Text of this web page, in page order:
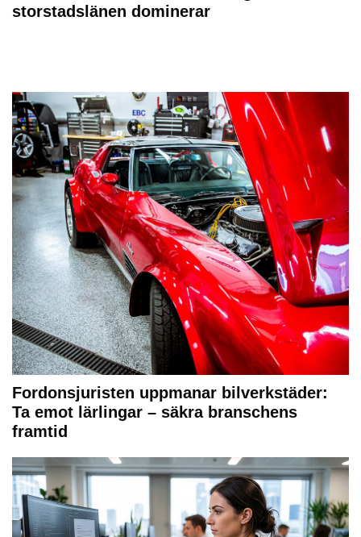
storstadslänen dominerar
Fordonsjuristen uppmanar bilverkstäder:
Ta emot lärlingar – säkra branschens
framtid